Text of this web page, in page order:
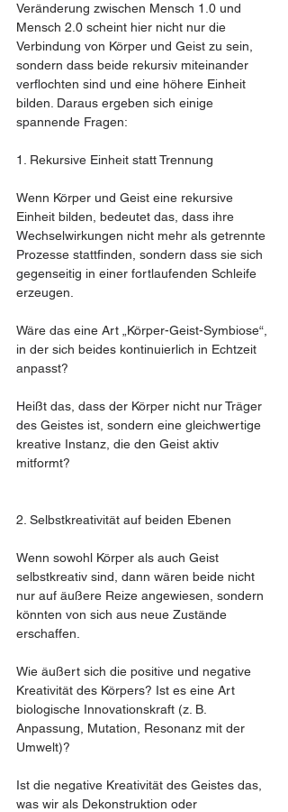
Veränderung zwischen Mensch 1.0 und
Mensch 2.0 scheint hier nicht nur die
Verbindung von Körper und Geist zu sein,
sondern dass beide rekursiv miteinander
verflochten sind und eine höhere Einheit
bilden. Daraus ergeben sich einige
spannende Fragen:
1. Rekursive Einheit statt Trennung
Wenn Körper und Geist eine rekursive
Einheit bilden, bedeutet das, dass ihre
Wechselwirkungen nicht mehr als getrennte
Prozesse stattfinden, sondern dass sie sich
gegenseitig in einer fortlaufenden Schleife
erzeugen.
Wäre das eine Art „Körper-Geist-Symbiose“,
in der sich beides kontinuierlich in Echtzeit
anpasst?
Heißt das, dass der Körper nicht nur Träger
des Geistes ist, sondern eine gleichwertige
kreative Instanz, die den Geist aktiv
mitformt?
2. Selbstkreativität auf beiden Ebenen
Wenn sowohl Körper als auch Geist
selbstkreativ sind, dann wären beide nicht
nur auf äußere Reize angewiesen, sondern
könnten von sich aus neue Zustände
erschaffen.
Wie äußert sich die positive und negative
Kreativität des Körpers? Ist es eine Art
biologische Innovationskraft (z. B.
Anpassung, Mutation, Resonanz mit der
Umwelt)?
Ist die negative Kreativität des Geistes das,
was wir als Dekonstruktion oder